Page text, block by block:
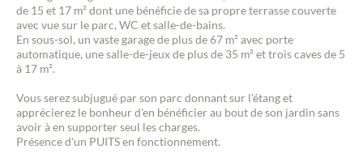
de 15 et 17 m² dont une bénéficie de sa propre terrasse couverte
avec vue sur le parc, WC et salle-de-bains.
En sous-sol, un vaste garage de plus de 67 m² avec porte
automatique, une salle-de-jeux de plus de 35 m² et trois caves de 5
à 17 m².
Vous serez subjugué par son parc donnant sur l'étang et
apprécierez le bonheur d'en bénéficier au bout de son jardin sans
avoir à en supporter seul les charges.
Présence d'un PUITS en fonctionnement.